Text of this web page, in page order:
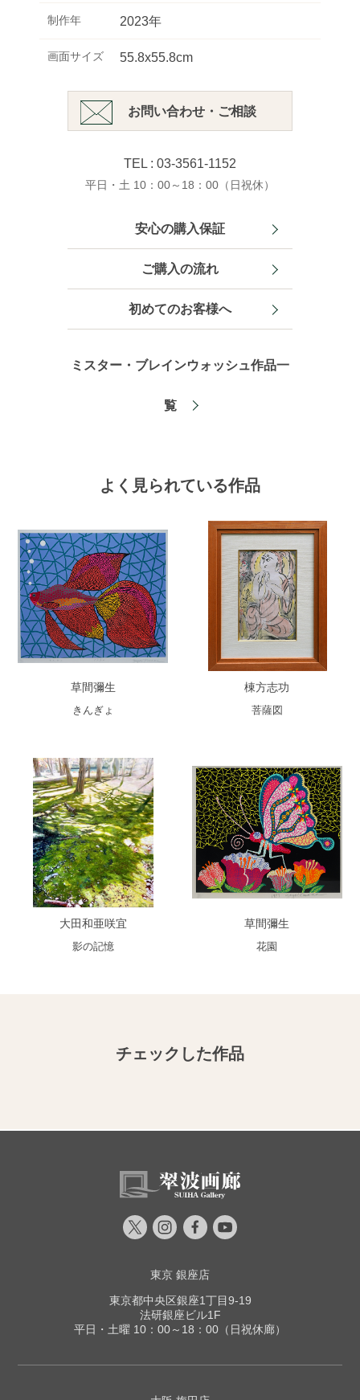
制作年 2023年
画面サイズ 55.8x55.8cm
お問い合わせ・ご相談
TEL : 03-3561-1152
平日・土 10：00～18：00（日祝休）
安心の購入保証
ご購入の流れ
初めてのお客様へ
ミスター・ブレインウォッシュ作品一
覧
よく見られている作品
草間彌生
きんぎょ
棟方志功
菩薩図
大田和亜咲宜
影の記憶
草間彌生
花園
チェックした作品
東京 銀座店
東京都中央区銀座1丁目9-19
法研銀座ビル1F
平日・土曜 10：00～18：00（日祝休廊）